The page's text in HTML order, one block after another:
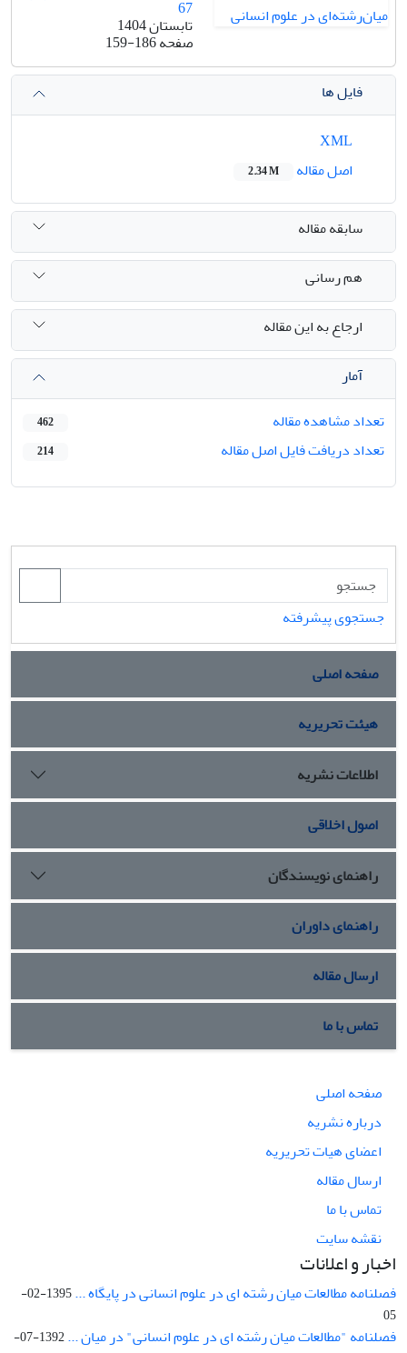
67
تابستان 1404
صفحه159-186
فایل ها
اصل مقاله
2.34 M
سابقه مقاله
هم رسانی
ارجاع به این مقاله
آمار
تعداد مشاهده مقاله
462
تعداد دریافت فایل اصل مقاله 214
جستجوی پیشرفته
صفحه اصلی
هیئت تحریریه
اطلاعات نشریه
اصول اخلاقی
راهنمای نویسندگان
راهنمای داوران
ارسال مقاله
تماس با ما
صفحه اصلی
درباره نشریه
اعضای هیات تحریریه
ارسال مقاله
تماس با ما
نقشه سایت
اخبار و اعلانات
فصلنامه مطالعات میان رشته ای در علوم انسانی در پایگاه ...
1395-02-
05
فصلنامه "مطالعات میان رشته ای در علوم انسانی" در میان ...
1392-07-